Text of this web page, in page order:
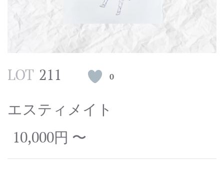
LOT 211 0
エスティメイト
10,000円 〜